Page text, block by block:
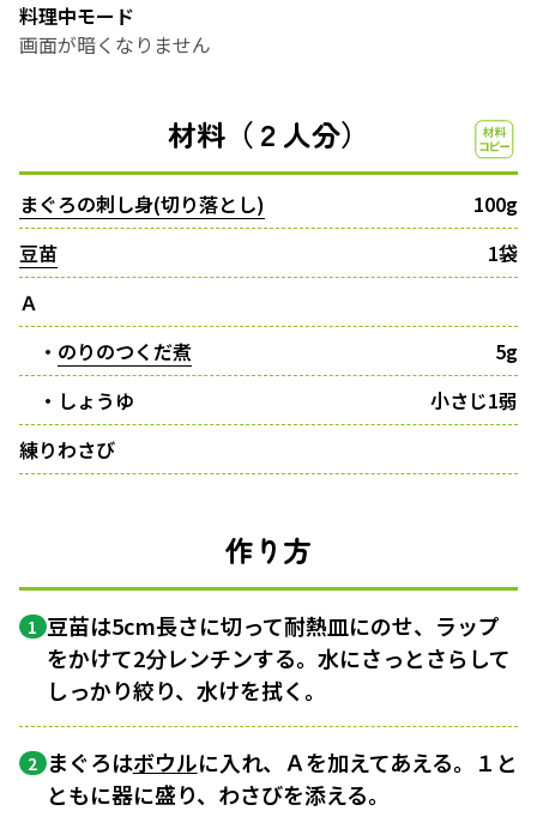
料理中モード
画面が暗くなりません
材料（２人分）
まぐろの刺し身(切り落とし)
100g
豆苗
1袋
Ａ
・ のりのつくだ煮
5g
・しょうゆ
小さじ1弱
練りわさび
作り方
1 豆苗は5cm長さに切って耐熱皿にのせ、ラップ
をかけて2分レンチンする。水にさっとさらして
しっかり絞り、水けを拭く。
2 まぐろはボウルに入れ、Ａを加えてあえる。１と
ともに器に盛り、わさびを添える。